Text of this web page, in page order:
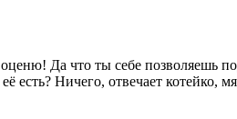
Да что ты себе позволяешь
Ничего, отвечает котейко,